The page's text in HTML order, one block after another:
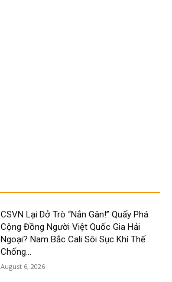
CSVN Lại Dở Trò “Nắn Gân!” Quấy Phá
Cộng Đồng Người Việt Quốc Gia Hải
Ngoại? Nam Bắc Cali Sôi Sục Khí Thế
Chống...
August 6, 2026